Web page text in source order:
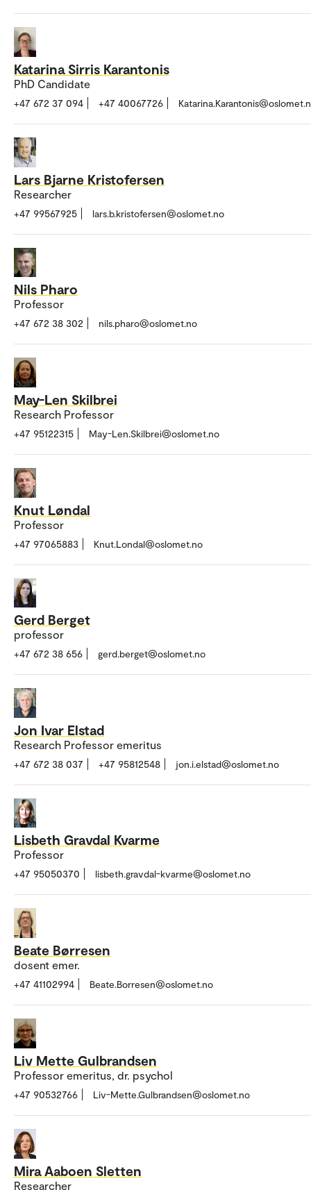
Katarina Sirris Karantonis
PhD Candidate
+47 672 37 094 +47 40067726
Lars Bjarne Kristofersen
Researcher
+47 99567925 lars.b.kristofersen@oslomet.no
Nils Pharo
Professor
+47 672 38 302 nils.pharo@oslomet.no
May-Len Skilbrei
Research Professor
+47 95122315 May-Len.Skilbrei@oslomet.no
Knut Løndal
Professor
+47 97065883 Knut.Londal@oslomet.no
Gerd Berget
professor
+47 672 38 656 gerd.berget@oslomet.no
Jon Ivar Elstad
Research Professor emeritus
+47 672 38 037 +47 95812548 jon.i.elstad@oslomet.no
Lisbeth Gravdal Kvarme
Professor
+47 95050370 lisbeth.gravdal-kvarme@oslomet.no
Beate Børresen
dosent emer.
+47 41102994 Beate.Borresen@oslomet.no
Liv Mette Gulbrandsen
Professor emeritus, dr. psychol
+47 90532766 Liv-Mette.Gulbrandsen@oslomet.no
Mira Aaboen Sletten
Researcher